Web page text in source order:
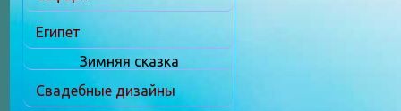
Египет
Зимняя сказка
Свадебные дизайны